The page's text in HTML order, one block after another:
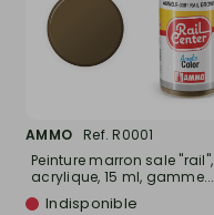
AMMO
Ref. R0001
Peinture marron sale "rail",
acrylique, 15 ml, gamme...
Indisponible